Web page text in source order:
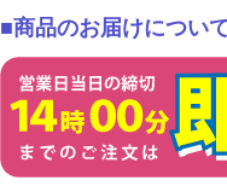
■商品のお届けについ